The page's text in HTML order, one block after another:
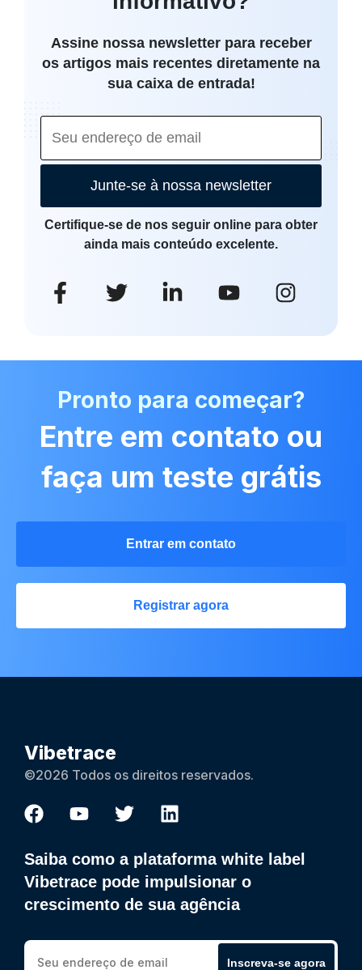
Assine nossa newsletter para receber
os artigos mais recentes diretamente na
sua caixa de entrada!
Junte-se à nossa newsletter
Certifique-se de nos seguir online para obter
ainda mais conteúdo excelente.
Pronto para começar?
Entre em contato ou
faça um teste grátis
Entrar em contato
Registrar agora
Vibetrace
©2026 Todos os direitos reservados.
Saiba como a plataforma white label
Vibetrace pode impulsionar o
crescimento de sua agência
Inscreva-se agora